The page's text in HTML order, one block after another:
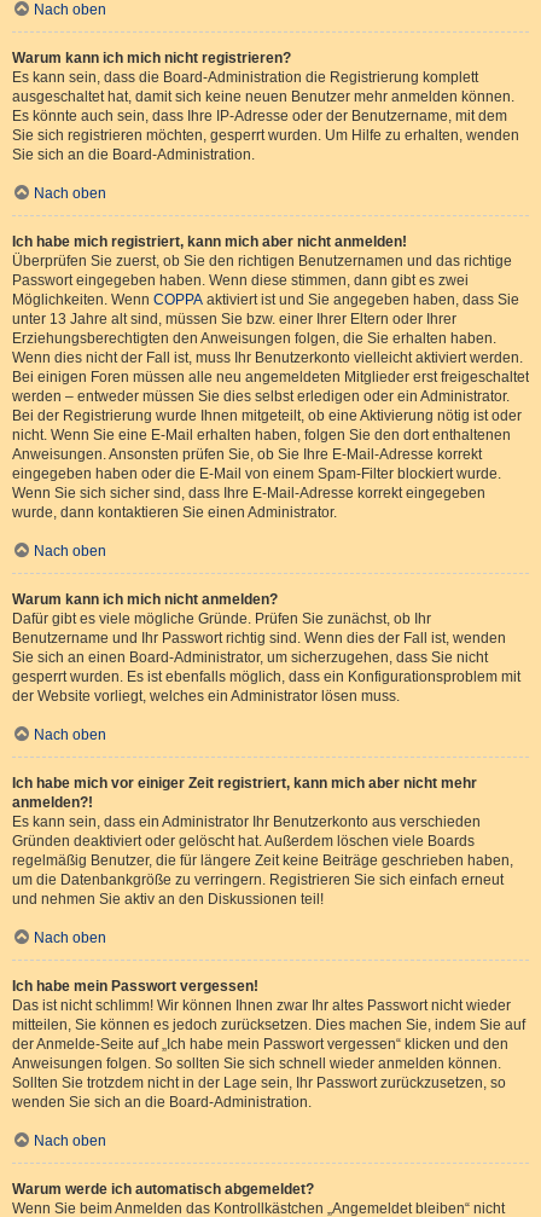
Nach oben
Warum kann ich mich nicht registrieren?
Es kann sein, dass die Board-Administration die Registrierung komplett
ausgeschaltet hat, damit sich keine neuen Benutzer mehr anmelden können.
Es könnte auch sein, dass Ihre IP-Adresse oder der Benutzername, mit dem
Sie sich registrieren möchten, gesperrt wurden. Um Hilfe zu erhalten, wenden
Sie sich an die Board-Administration.
Nach oben
Ich habe mich registriert, kann mich aber nicht anmelden!
Überprüfen Sie zuerst, ob Sie den richtigen Benutzernamen und das richtige
Passwort eingegeben haben. Wenn diese stimmen, dann gibt es zwei
Möglichkeiten. Wenn COPPA aktiviert ist und Sie angegeben haben, dass Sie
unter 13 Jahre alt sind, müssen Sie bzw. einer Ihrer Eltern oder Ihrer
Erziehungsberechtigten den Anweisungen folgen, die Sie erhalten haben.
Wenn dies nicht der Fall ist, muss Ihr Benutzerkonto vielleicht aktiviert werden.
Bei einigen Foren müssen alle neu angemeldeten Mitglieder erst freigeschaltet
werden – entweder müssen Sie dies selbst erledigen oder ein Administrator.
Bei der Registrierung wurde Ihnen mitgeteilt, ob eine Aktivierung nötig ist oder
nicht. Wenn Sie eine E-Mail erhalten haben, folgen Sie den dort enthaltenen
Anweisungen. Ansonsten prüfen Sie, ob Sie Ihre E-Mail-Adresse korrekt
eingegeben haben oder die E-Mail von einem Spam-Filter blockiert wurde.
Wenn Sie sich sicher sind, dass Ihre E-Mail-Adresse korrekt eingegeben
wurde, dann kontaktieren Sie einen Administrator.
Nach oben
Warum kann ich mich nicht anmelden?
Dafür gibt es viele mögliche Gründe. Prüfen Sie zunächst, ob Ihr
Benutzername und Ihr Passwort richtig sind. Wenn dies der Fall ist, wenden
Sie sich an einen Board-Administrator, um sicherzugehen, dass Sie nicht
gesperrt wurden. Es ist ebenfalls möglich, dass ein Konfigurationsproblem mit
der Website vorliegt, welches ein Administrator lösen muss.
Nach oben
Ich habe mich vor einiger Zeit registriert, kann mich aber nicht mehr
anmelden?!
Es kann sein, dass ein Administrator Ihr Benutzerkonto aus verschieden
Gründen deaktiviert oder gelöscht hat. Außerdem löschen viele Boards
regelmäßig Benutzer, die für längere Zeit keine Beiträge geschrieben haben,
um die Datenbankgröße zu verringern. Registrieren Sie sich einfach erneut
und nehmen Sie aktiv an den Diskussionen teil!
Nach oben
Ich habe mein Passwort vergessen!
Das ist nicht schlimm! Wir können Ihnen zwar Ihr altes Passwort nicht wieder
mitteilen, Sie können es jedoch zurücksetzen. Dies machen Sie, indem Sie auf
der Anmelde-Seite auf „Ich habe mein Passwort vergessen“ klicken und den
Anweisungen folgen. So sollten Sie sich schnell wieder anmelden können.
Sollten Sie trotzdem nicht in der Lage sein, Ihr Passwort zurückzusetzen, so
wenden Sie sich an die Board-Administration.
Nach oben
Warum werde ich automatisch abgemeldet?
Wenn Sie beim Anmelden das Kontrollkästchen „Angemeldet bleiben“ nicht